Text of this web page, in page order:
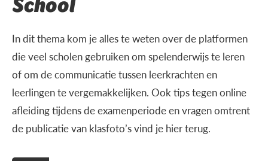
In dit thema kom je alles te weten over de platformen
die veel scholen gebruiken om spelenderwijs te leren
of om de communicatie tussen leerkrachten en
leerlingen te vergemakkelijken. Ook tips tegen online
afleiding tijdens de examenperiode en vragen omtrent
de publicatie van klasfoto’s vind je hier terug.